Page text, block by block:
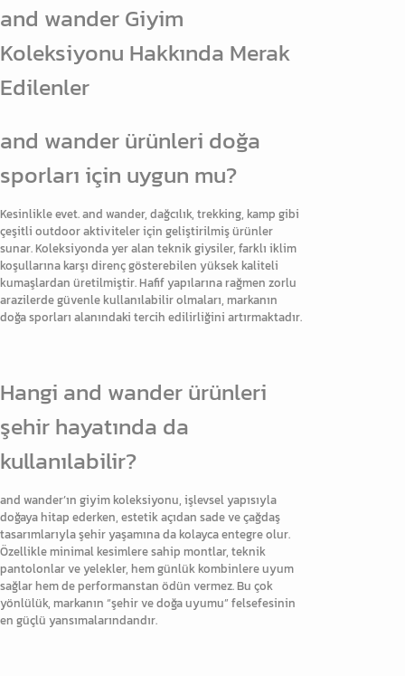
and wander Giyim
Koleksiyonu Hakkında Merak
Edilenler
and wander ürünleri doğa
sporları için uygun mu?
Kesinlikle evet. and wander, dağcılık, trekking, kamp gibi
çeşitli outdoor aktiviteler için geliştirilmiş ürünler
sunar. Koleksiyonda yer alan teknik giysiler, farklı iklim
koşullarına karşı direnç gösterebilen yüksek kaliteli
kumaşlardan üretilmiştir. Hafif yapılarına rağmen zorlu
arazilerde güvenle kullanılabilir olmaları, markanın
doğa sporları alanındaki tercih edilirliğini artırmaktadır.
Hangi and wander ürünleri
şehir hayatında da
kullanılabilir?
and wander’ın giyim koleksiyonu, işlevsel yapısıyla
doğaya hitap ederken, estetik açıdan sade ve çağdaş
tasarımlarıyla şehir yaşamına da kolayca entegre olur.
Özellikle minimal kesimlere sahip montlar, teknik
pantolonlar ve yelekler, hem günlük kombinlere uyum
sağlar hem de performanstan ödün vermez. Bu çok
yönlülük, markanın “şehir ve doğa uyumu” felsefesinin
en güçlü yansımalarındandır.